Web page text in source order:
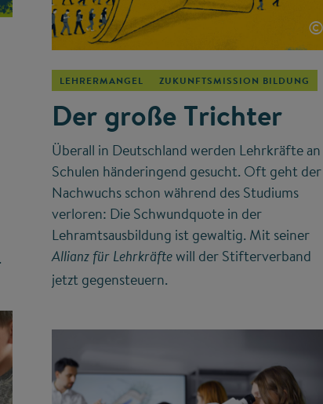
©
LEHRERMANGEL ZUKUNFTSMISSION BILDUNG
Der große Trichter
Überall in Deutschland werden Lehrkräfte an
Schulen händeringend gesucht. Oft geht der
Nachwuchs schon während des Studiums
verloren: Die Schwundquote in der
Lehramtsausbildung ist gewaltig. Mit seiner
Allianz für Lehrkräfte will der Stifterverband
jetzt gegensteuern.